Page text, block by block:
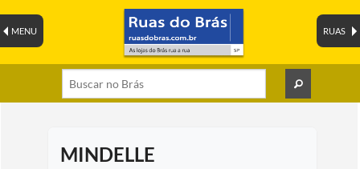
RUAS
MENU
MINDELLE